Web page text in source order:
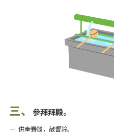
三、 參拜拜殿。
一. 供奉賽錢，敲響鈴。